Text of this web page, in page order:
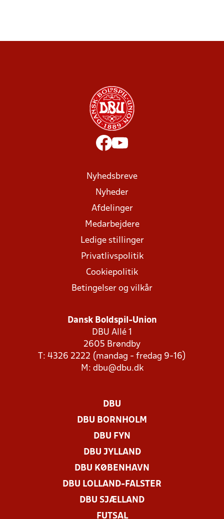
Nyhedsbreve
Nyheder
Afdelinger
Medarbejdere
Ledige stillinger
Privatlivspolitik
Cookiepolitik
Betingelser og vilkår
Dansk Boldspil-Union
DBU Allé 1
2605 Brøndby
T: 4326 2222 (mandag - fredag 9-16)
M: dbu@dbu.dk
DBU
DBU BORNHOLM
DBU FYN
DBU JYLLAND
DBU KØBENHAVN
DBU LOLLAND-FALSTER
DBU SJÆLLAND
FUTSAL